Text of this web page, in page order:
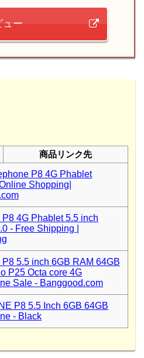
ュー
商品リンク先
P8 4G Phablet
Shopping|
P8 4G Phablet 5.5 inch
- Free Shipping |
P8 5.5 inch 6GB RAM 64GB
P25 Octa core 4G
Sale - Banggood.com
P8 5.5 Inch 6GB 64GB
- Black